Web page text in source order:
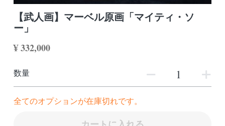
検索
【武人画】マーベル原画「マイティ・ソ
ー」
¥ 332,000
数量
全てのオプションが在庫切れです。
ドラえもんシリーズ